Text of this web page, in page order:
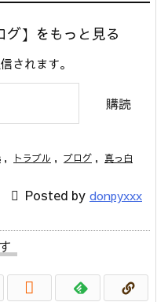
グ】をもっと見る
されます。
購読
, トラブル , ブログ , 真っ白
 Posted by donpyxxx
